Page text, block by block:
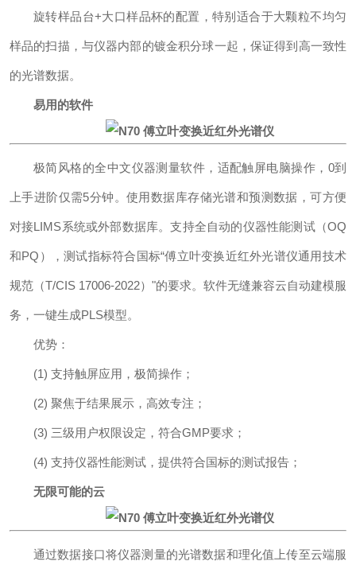
旋转样品台+大口样品杯的配置，特别适合于大颗粒不均匀
样品的扫描，与仪器内部的镀金积分球一起，保证得到高一致性
的光谱数据。
易用的软件
极简风格的全中文仪器测量软件，适配触屏电脑操作，0到
上手进阶仅需5分钟。使用数据库存储光谱和预测数据，可方便
对接LIMS系统或外部数据库。支持全自动的仪器性能测试（OQ
和PQ），测试指标符合国标“傅立叶变换近红外光谱仪通用技术
规范（T/CIS 17006-2022）"的要求。软件无缝兼容云自动建模服
务，一键生成PLS模型。
优势：
(1) 支持触屏应用，极简操作；
(2) 聚焦于结果展示，高效专注；
(3) 三级用户权限设定，符合GMP要求；
(4) 支持仪器性能测试，提供符合国标的测试报告；
无限可能的云
通过数据接口将仪器测量的光谱数据和理化值上传至云端服